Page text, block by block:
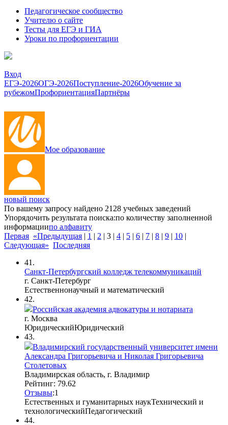
Педагогическое сообщество
Учителю о сайте
Тесты для ЕГЭ и ГИА
Уроки по профориентации
Вход
ЕГЭ-2026ОГЭ-2026Поступление-2026Обучение за
рубежомПрофориентацияПартнёры
Мое образование
новый поиск
По вашему запросу найдено 2128 учебных заведений
Упорядочить результата поиска:по количеству заполненной
информациипо алфавиту
Первая «Предыдущая | 1 | 2 | 3 | 4 | 5 | 6 | 7 | 8 | 9 | 10 |
Следующая» Последняя
41.
Санкт-Петербургский колледж телекоммуникаций
г. Санкт-Петербург
Естественнонаучный и математический
42.
Российская академия адвокатуры и нотариата
г. Москва
ЮридическийЮридический
43.
Владимирский государственный университет имени
Александра Григорьевича и Николая Григорьевича
Столетовых
Владимирская область, г. Владимир
Рейтинг: 79.62
Отзывы:1
Естественных и гуманитарных наукТехнический и
технологическийПедагогический
44.